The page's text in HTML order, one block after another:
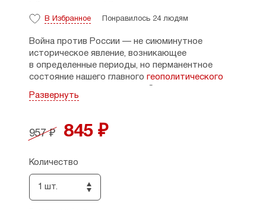
В Избранное Понравилось 24 людям
Война против России — не сиюминутное
историческое явление, возникающее
в определенные периоды, но перманентное
состояние нашего главного геополитического
развития которого строится на сдерживании
с Россией как цивилизационным явлением.
диалектика всей истории Европы с момента
таковой, будь то Русь Рюриковичей,
романовская Россия, Советский Союз или
Развернуть
957 ₽ 845 ₽
Количество
1 шт.